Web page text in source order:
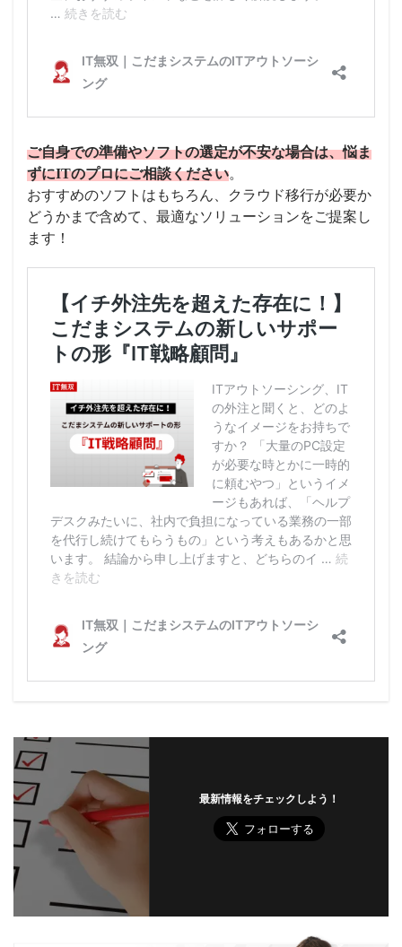
ご自身での準備やソフトの選定が不安な場合は、悩ま
ずにITのプロにご相談ください。
おすすめのソフトはもちろん、クラウド移行が必要か
どうかまで含めて、最適なソリューションをご提案し
ます！
最新情報をチェックしよう！